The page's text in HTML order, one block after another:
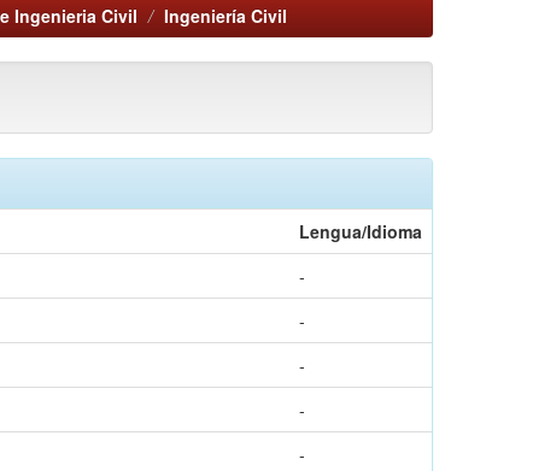
Ingenieria Civil Ingeniería Civil
Lengua/Idioma
-
-
-
-
-